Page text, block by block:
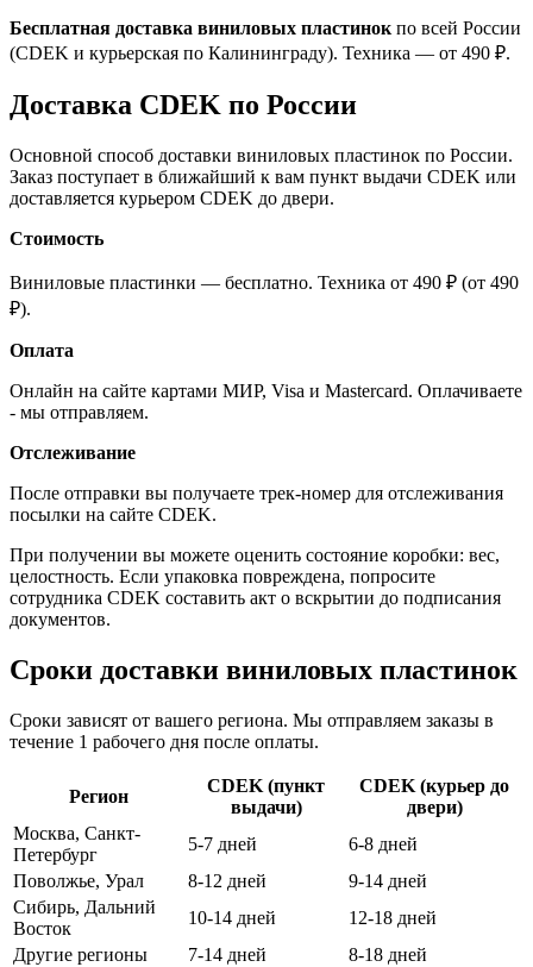
Бесплатная доставка виниловых пластинок по всей России
(CDEK и курьерская по Калининграду). Техника — от 490 ₽.
Доставка CDEK по России
Основной способ доставки виниловых пластинок по России.
Заказ поступает в ближайший к вам пункт выдачи CDEK или
доставляется курьером CDEK до двери.
Стоимость
Виниловые пластинки — бесплатно. Техника от 490 ₽ (от 490
₽).
Оплата
Онлайн на сайте картами МИР, Visa и Mastercard. Оплачиваете
- мы отправляем.
Отслеживание
После отправки вы получаете трек-номер для отслеживания
посылки на сайте CDEK.
При получении вы можете оценить состояние коробки: вес,
целостность. Если упаковка повреждена, попросите
сотрудника CDEK составить акт о вскрытии до подписания
документов.
Сроки доставки виниловых пластинок
Сроки зависят от вашего региона. Мы отправляем заказы в
течение 1 рабочего дня после оплаты.
Регион
CDEK (пункт
выдачи)
CDEK (курьер до
двери)
Москва, Санкт-
Петербург
5-7 дней
6-8 дней
Поволжье, Урал
8-12 дней
9-14 дней
Сибирь, Дальний
Восток
10-14 дней
12-18 дней
Другие регионы
7-14 дней
8-18 дней